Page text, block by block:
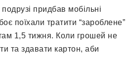
подрузі придбав мобільні
поїхали тратити “зароблене”
1,5 тижня. Коли грошей не
та здавати картон, аби